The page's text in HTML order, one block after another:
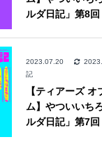
ルダ日記」第8回
2023.07.20
記
【ティアーズ
ム】やついいち
ルダ日記」第7回